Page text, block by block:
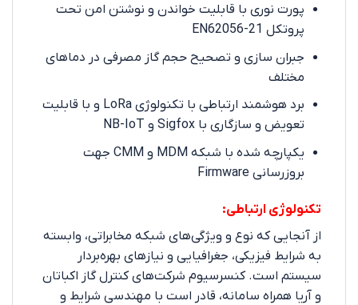
پورت نوری با قابلیت خواندن و نوشتن امن تحت
پروتکل EN62056-21
جبران سازی و تصحیح حجم گاز مصرفی در دماهای
مختلف
برد هوشمند ارتباطی با تکنولوژی LoRa و با قابلیت
تعویض و سازگاری با Sigfox و NB-IoT
یکپارچه شده با شبکه MDM و CMM جهت
بروزرسانی Firmware
تکنولوژی ارتباطی:
از آنجایی که نوع و ویژگی‌های شبکه مخابراتی، وابسته
به شرایط فیزیکی، جغرافیایی و نیازهای بهره‌بردار
سیستم است. کنسرسیوم شرکت‌های کنترل گاز اکباتان
و آریا همراه سامانه، قادر است با مهندسی شرایط و